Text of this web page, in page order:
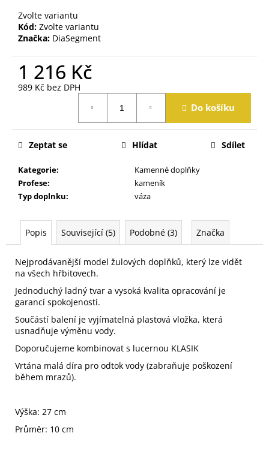
Zvolte variantu
Kód: Zvolte variantu
Značka: DiaSegment
1 216 Kč
989 Kč bez DPH
Do košíku
Kategorie:
Kamenné doplňky
Profese:
kameník
Typ doplnku: váza
Zeptat se Hlídat Sdílet
Popis Související (5) Podobné (3) Značka
Nejprodávanější model žulových doplňků, který lze vidět
na všech hřbitovech.
Jednoduchý ladný tvar a vysoká kvalita opracování je
garancí spokojenosti.
Součástí balení je vyjímatelná plastová vložka, která
usnadňuje výměnu vody.
Doporučujeme kombinovat s lucernou KLASIK
Vrtána malá díra pro odtok vody (zabraňuje poškození
během mrazů).
Výška: 27 cm
Průměr: 10 cm
e
m
e